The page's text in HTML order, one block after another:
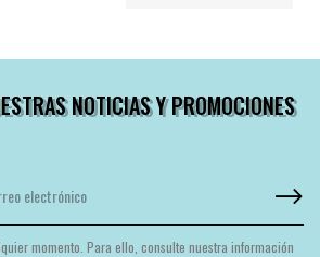
NOTICIAS Y PROMOCIONES
momento. Para ello, consulte nuestra información